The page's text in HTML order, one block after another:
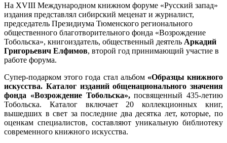
На XVIII Международном книжном форуме «Русский запад»
издания представлял сибирский меценат и журналист,
председатель Президиума Тюменского регионального
общественного благотворительного фонда «Возрождение
Тобольска», книгоиздатель, общественный деятель Аркадий
Григорьевич Елфимов, второй год принимающий участие в
работе форума.
Супер-подарком этого года стал альбом «Образцы книжного
искусства. Каталог изданий общенационального значения
фондa «Возрождение Тобольска»,посвященный 435-летию
Тобольска. Каталог включает 20 коллекционных книг,
вышедших в свет за последние два десятка лет, которые, по
оценкам специалистов, составляют уникальную библиотеку
современного книжного искусства.